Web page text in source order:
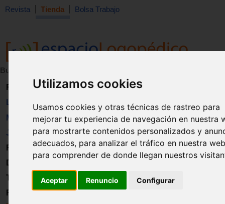
Utilizamos cookies
Usamos cookies y otras técnicas de rastreo para
mejorar tu experiencia de navegación en nuestra
para mostrarte contenidos personalizados y
adecuados, para analizar el tráfico en nuestra
para comprender de donde llegan nuestros
Aceptar Renuncio Configurar
Revista Tienda Bolsa Trabajo
Buscar:
Revista
Libros
Material
Juguetes
Formación
Directorio
Trabajo
Registro